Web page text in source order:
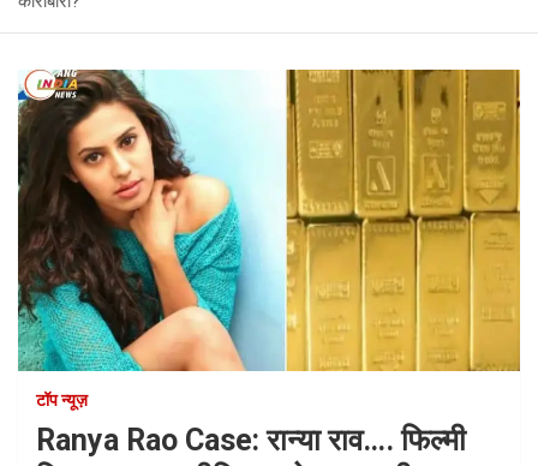
टॉप न्यूज़
Ranya Rao Case: रान्या राव…. फिल्मी